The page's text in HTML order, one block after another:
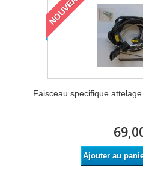
NOUVEAU
Faisceau specifique attelage
Ajouter au